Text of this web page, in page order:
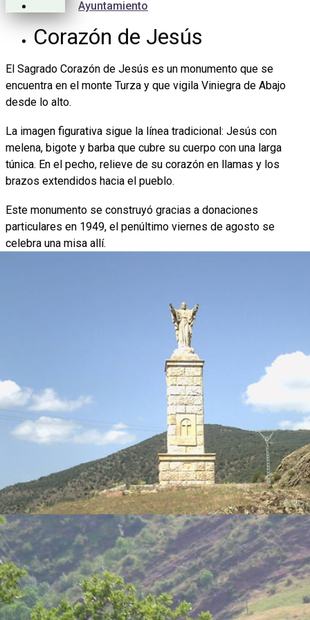
Ayuntamiento
Corazón de Jesús
El Sagrado Corazón de Jesús es un monumento que se
encuentra en el monte Turza y que vigila Viniegra de Abajo
desde lo alto.
La imagen figurativa sigue la línea tradicional: Jesús con
melena, bigote y barba que cubre su cuerpo con una larga
túnica. En el pecho, relieve de su corazón en llamas y los
brazos extendidos hacia el pueblo.
Este monumento se construyó gracias a donaciones
particulares en 1949, el penúltimo viernes de agosto se
celebra una misa allí.